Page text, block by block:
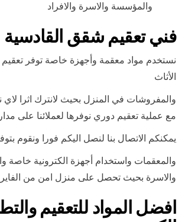
والمؤسسة والاسرة والافراد
فني تعقيم شقق القادسية
نستخدم مواد معقمة وأجهزة خاصة توفر
الأثاث
والمفروشات في المنزل بحيث لانترك اثرا لاي
مع عملية تعقيم دوري نوفرها لعملائنا على
يمكنكم الاتصال بنا لنصل اليكم فورا ونقوم
والمعقمات واستخدام أجهزة الكترونية خاصة
والاسرة بحيث تحصل على منزل امن من
افضل المواد للتعقيم